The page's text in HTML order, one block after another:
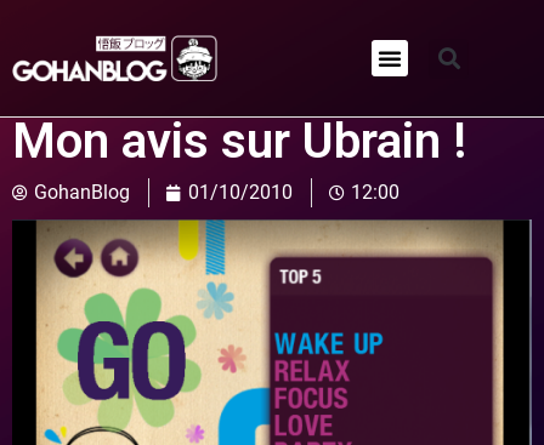
Mon avis sur Ubrain !
GohanBlog 01/10/2010 12:00